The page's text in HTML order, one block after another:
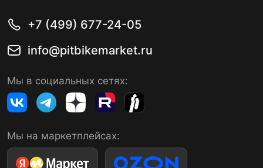
+7 (499) 677-24-05
info@pitbikemarket.ru
Мы в социальных сетях:
Мы на маркетплейсах: